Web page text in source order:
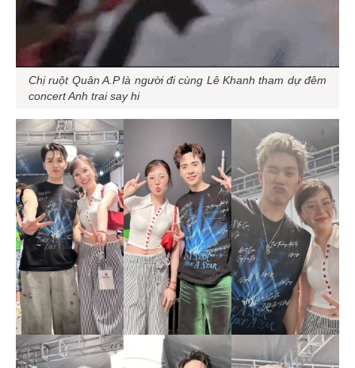
Chị ruột Quân A.P là người đi cùng Lê Khanh tham dự đêm
concertAnh trai say hi